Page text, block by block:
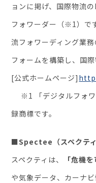
ョンに掲げ、国際物流
フォワーダー（※1）で
流フォワーディング業
フォームを構築し、国
[公式ホームページ]
※1 「デジタルフォ
録商標です。
■Spectee（スペクテ
スペクティは、
「危機
や気象データ、カーナ